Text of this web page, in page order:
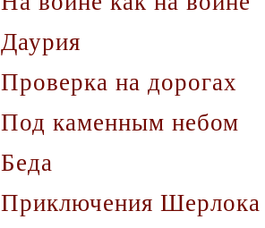
Даурия
Проверка на дорогах
Под каменным небом
Беда
Приключения Шерлока